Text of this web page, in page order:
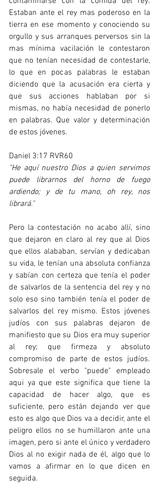
Estaban ante el rey mas poderoso en la
tierra en ese momento y conociendo su
orgullo y sus arranques perversos sin la
mas mínima vacilación le contestaron
que no tenían necesidad de contestarle,
lo que en pocas palabras le estaban
diciendo que la acusación era cierta y
que sus acciones hablaban por si
mismas, no había necesidad de ponerlo
en palabras. Que valor y determinación
de estos jóvenes.
Daniel 3:17 RVR60
"He aquí nuestro Dios a quien servimos
puede librarnos del horno de fuego
ardiendo; y de tu mano, oh rey, nos
librará."
Pero la contestación no acabo allí, sino
que dejaron en claro al rey que al Dios
que ellos alababan, servían y dedicaban
su vida, le tenían una absoluta confianza
y sabían con certeza que tenía el poder
de salvarlos de la sentencia del rey y no
solo eso sino también tenía el poder de
salvarlos del rey mismo. Estos jóvenes
judíos con sus palabras dejaron de
manifiesto que su Dios era muy superior
al rey; que firmeza y absoluto
compromiso de parte de estos judíos.
Sobresale el verbo "puede" empleado
aqui ya que este significa que tiene la
capacidad de hacer algo, que es
suficiente, pero están dejando ver que
esto es algo que Dios va a decidir, ante el
peligro ellos no se humillaron ante una
imagen, pero si ante el único y verdadero
Dios al no exigir nada de él, algo que lo
vamos a afirmar en lo que dicen en
seguida.